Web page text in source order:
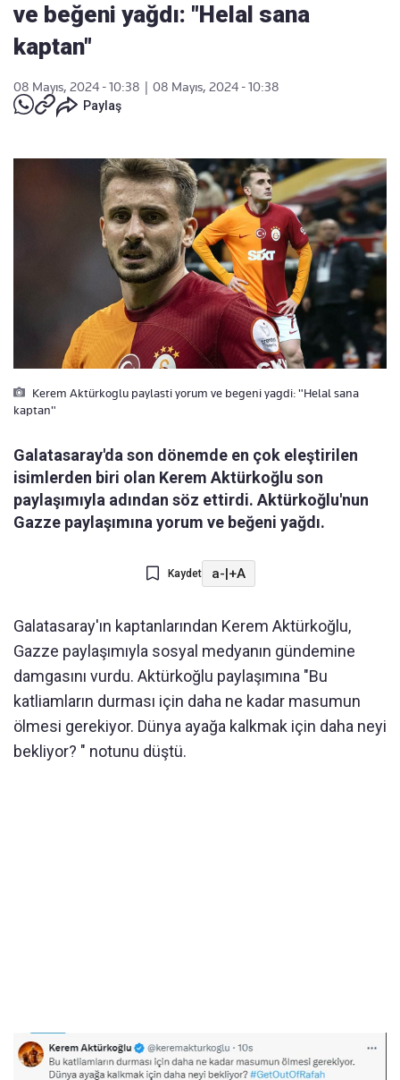
ve beğeni yağdı: "Helal sana
kaptan"
08 Mayıs, 2024 - 10:38
08 Mayıs, 2024 - 10:38
Paylaş
Kerem Aktürkoglu paylasti yorum ve begeni yagdi: "Helal sana
kaptan"
Galatasaray'da son dönemde en çok eleştirilen
isimlerden biri olan Kerem Aktürkoğlu son
paylaşımıyla adından söz ettirdi. Aktürkoğlu'nun
Gazze paylaşımına yorum ve beğeni yağdı.
Kaydet a-|+A
Galatasaray'ın kaptanlarından Kerem Aktürkoğlu,
Gazze paylaşımıyla sosyal medyanın gündemine
damgasını vurdu. Aktürkoğlu paylaşımına "Bu
katliamların durması için daha ne kadar masumun
ölmesi gerekiyor. Dünya ayağa kalkmak için daha neyi
bekliyor? " notunu düştü.